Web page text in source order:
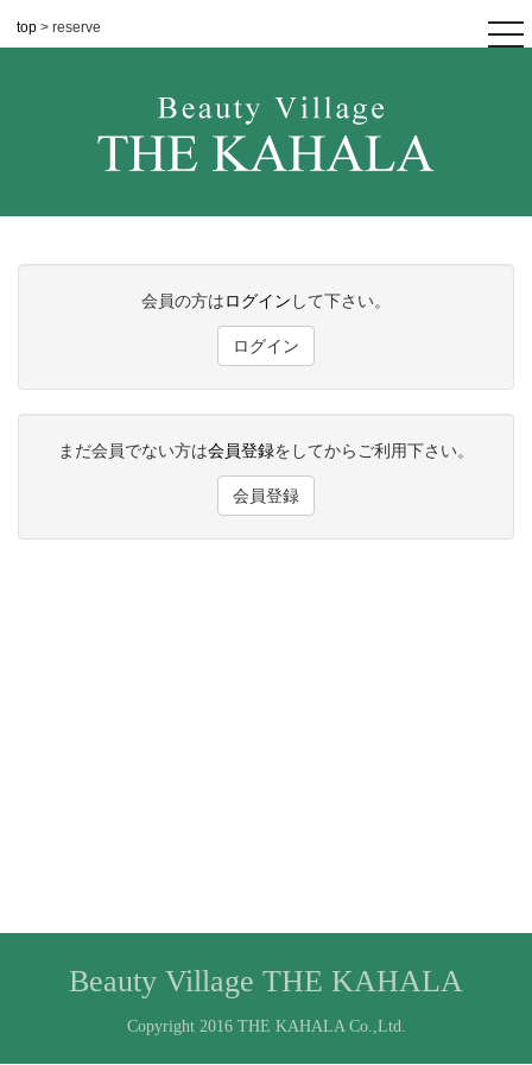
top > reserve
会員の方はログイン して下さい。
ログイン
まだ会員でない方は会員登録をしてからご利用下さい。
会員登録
Beauty Village THE KAHALA
Copyright 2016 THE KAHALA Co.,Ltd.